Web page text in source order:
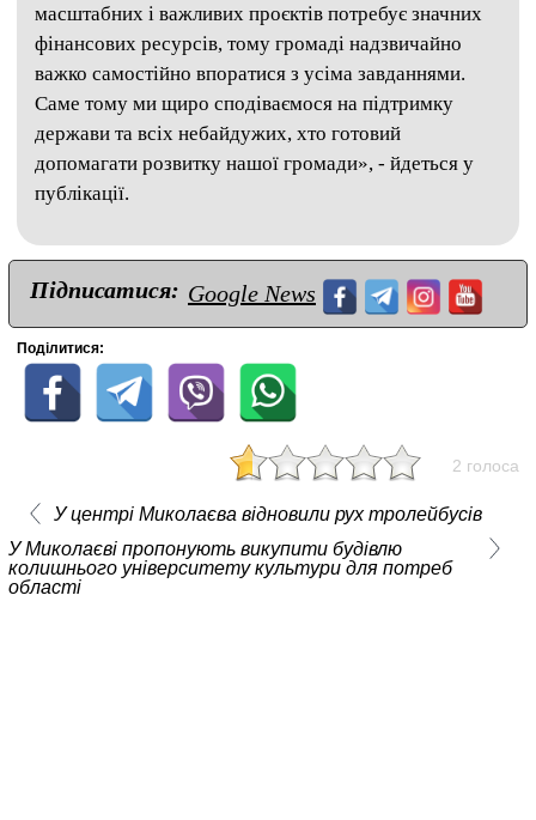
масштабних і важливих проєктів потребує значних
фінансових ресурсів, тому громаді надзвичайно
важко самостійно впоратися з усіма завданнями.
Саме тому ми щиро сподіваємося на підтримку
держави та всіх небайдужих, хто готовий
допомагати розвитку нашої громади», - йдеться у
публікації.
Підписатися: Google News
Поділитися:
2 голоса
У центрі Миколаєва відновили рух тролейбусів
У Миколаєві пропонують викупити будівлю
колишнього університету культури для потреб
області